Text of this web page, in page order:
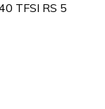
TFSI RS 5